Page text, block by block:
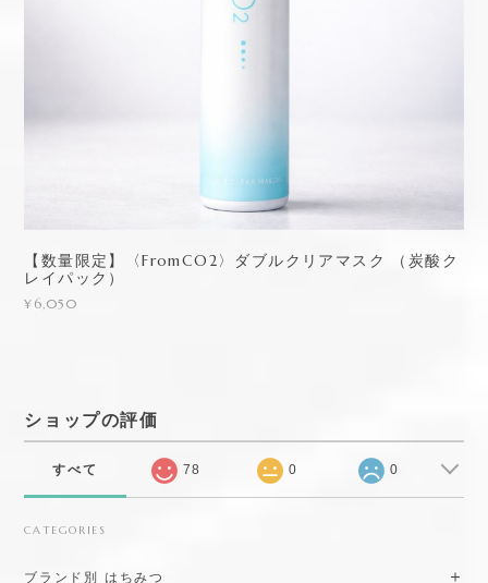
【数量限定】〈FromCO2〉ダブルクリアマスク （炭酸ク
レイパック）
¥6,050
ショップの評価
すべて 78 0 0
CATEGORIES
ブランド別 はちみつ